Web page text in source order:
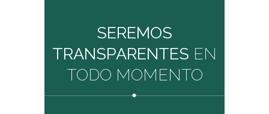
SEREMOS
TRANSPARENTES EN
TODO MOMENTO